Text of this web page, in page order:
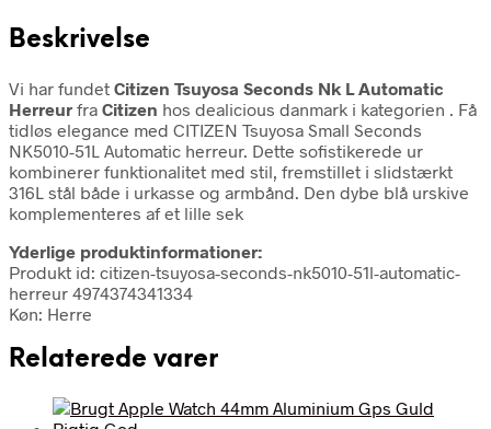
Beskrivelse
Vi har fundet Citizen Tsuyosa Seconds Nk L Automatic
Herreur fra Citizen hos dealicious danmark i kategorien . Få
tidløs elegance med CITIZEN Tsuyosa Small Seconds
NK5010-51L Automatic herreur. Dette sofistikerede ur
kombinerer funktionalitet med stil, fremstillet i slidstærkt
316L stål både i urkasse og armbånd. Den dybe blå urskive
komplementeres af et lille sek
Yderlige produktinformationer:
Produkt id: citizen-tsuyosa-seconds-nk5010-51l-automatic-
herreur 4974374341334
Køn: Herre
Relaterede varer